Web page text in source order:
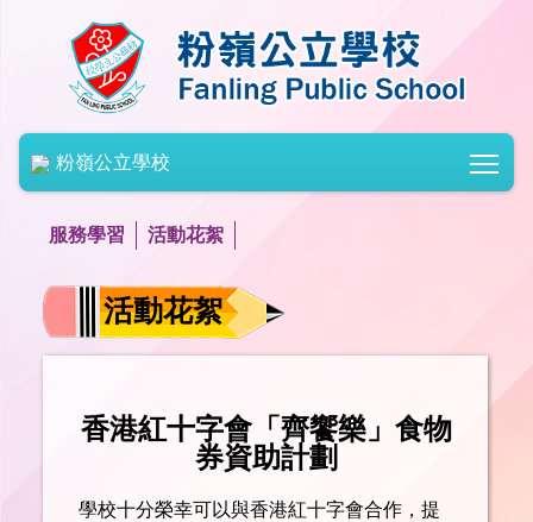
粉嶺公立學校
服務學習 活動花絮
活動花絮
香港紅十字會「齊饗樂」食物
券資助計劃
學校十分榮幸可以與香港紅十字會合作，提